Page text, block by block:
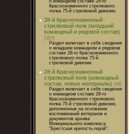
о командном составе 28-го
Краснознаменного стрелкового
полка 75-й стрелковой дивизии.
28-й Краснознаменный
стрелковый полк (младший
командный и рядовой состав)
[307]
Раздел включает в себя сведения
о младшем командном и рядовом
составе 28-го Краснознаменного
стрелкового полка 75-й
стрелковой дивизии.
28-й Краснознаменный
стрелковый полк (командный
состав, новые материалы)
[49]
Раздел включает в себя сведения
о командном составе 28-го
Краснознаменного стрелкового
полка 75-й стрелковой дивизии,
дополненные на основании
воспоминаний ветеранов и
документов архива
Мемориального комплекса
"Брестская крепость-герой".